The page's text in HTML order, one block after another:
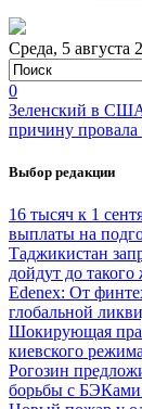
Среда, 5 августа
0
Зеленский в США
причину провала
Выбор редакции
16 тысяч к 1
выплаты на
Таджикистан
дойдут до
Edenex: От
глобальной
Шокирующая
киевского режима
Рогозин
борьбы с